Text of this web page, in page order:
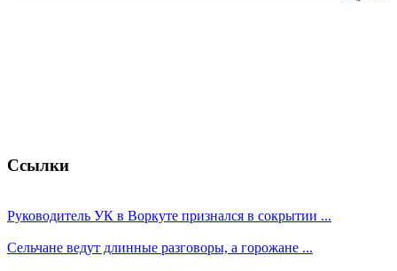
Ссылки
Руководитель УК в Воркуте признался в сокрытии ...
Сельчане ведут длинные разговоры, а горожане ...